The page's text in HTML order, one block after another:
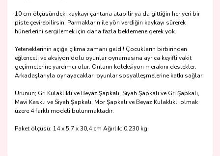
10 cm ölçüsündeki kaykayı çantana atabilir ya da gittiğin her yeri bir
piste çevirebilirsin. Parmakların ile yön verdiğin kaykayı sürerek
hünerlerini sergilemek için daha fazla beklemene gerek yok.
Yeteneklerinin açığa çıkma zamanı geldi! Çocukların birbirinden
eğlenceli ve aksiyon dolu oyunlar oynamasına ayrıca keyifli vakit
geçirmelerine yardımcı olur. Onların koleksiyon merakını destekler.
Arkadaşlarıyla oynayacakları oyunlar sosyalleşmelerine katkı sağlar.
Ürünün; Gri Kulaklıklı ve Beyaz Şapkalı, Siyah Şapkalı ve Gri Şapkalı,
Mavi Kasklı ve Siyah Şapkalı, Mor Şapkalı ve Beyaz Kulaklıklı olmak
üzere 4 farklı modeli bulunmaktadır.
Paket ölçüsü: 14 x 5,7 x 30,4 cm Ağırlık: 0,230 kg